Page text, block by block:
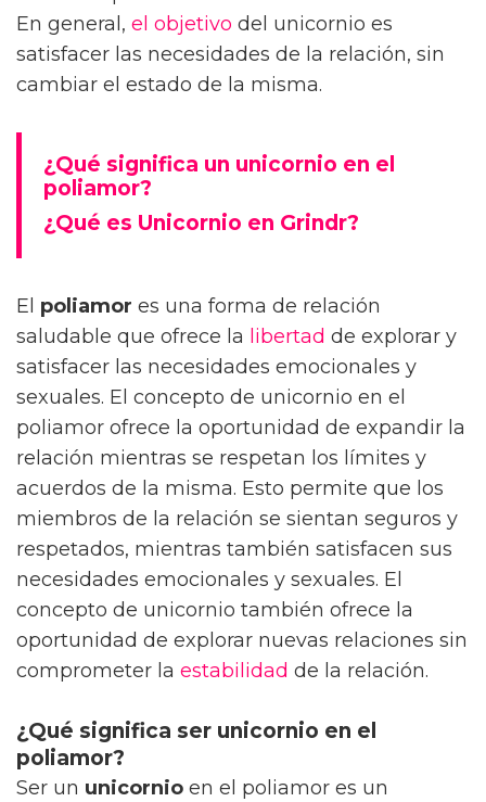
En general, el objetivo del unicornio es
satisfacer las necesidades de la relación, sin
cambiar el estado de la misma.
¿Qué significa un unicornio en el
poliamor?
¿Qué es Unicornio en Grindr?
El poliamor es una forma de relación
saludable que ofrece la libertad de explorar y
satisfacer las necesidades emocionales y
sexuales. El concepto de unicornio en el
poliamor ofrece la oportunidad de expandir la
relación mientras se respetan los límites y
acuerdos de la misma. Esto permite que los
miembros de la relación se sientan seguros y
respetados, mientras también satisfacen sus
necesidades emocionales y sexuales. El
concepto de unicornio también ofrece la
oportunidad de explorar nuevas relaciones sin
comprometer la estabilidad de la relación.
¿Qué significa ser unicornio en el
poliamor?
Ser un unicornio en el poliamor es un